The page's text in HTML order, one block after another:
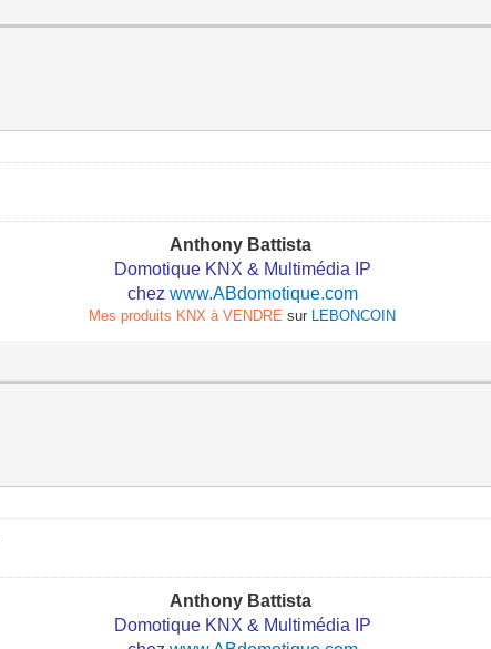
Anthony Battista
Domotique KNX & Multimédia IP
chez www.ABdomotique.com
Mes produits KNX à VENDRE sur LEBONCOIN
Anthony Battista
Domotique KNX & Multimédia IP